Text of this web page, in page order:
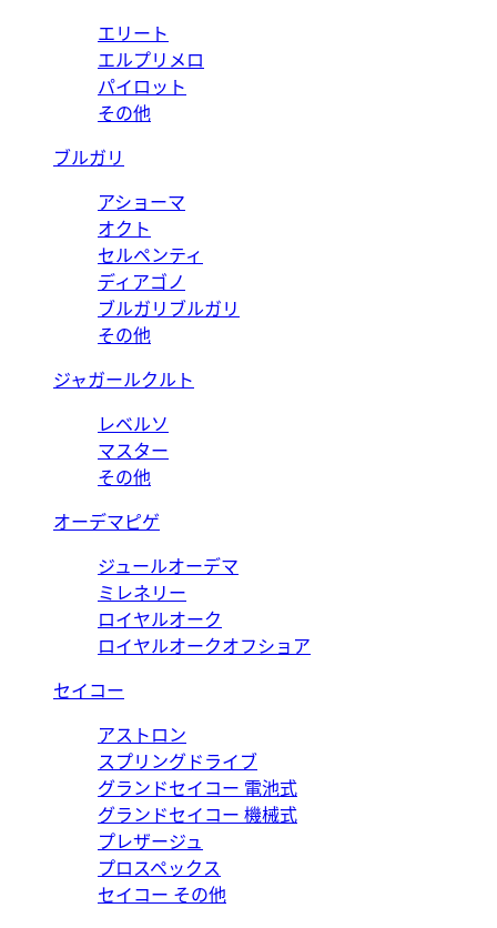
エリート
エルプリメロ
パイロット
その他
ブルガリ
アショーマ
オクト
セルペンティ
ディアゴノ
ブルガリブルガリ
その他
ジャガールクルト
レベルソ
マスター
その他
オーデマピゲ
ジュールオーデマ
ミレネリー
ロイヤルオーク
ロイヤルオークオフショア
セイコー
アストロン
スプリングドライブ
グランドセイコー 電池式
グランドセイコー 機械式
プレザージュ
プロスペックス
セイコー その他